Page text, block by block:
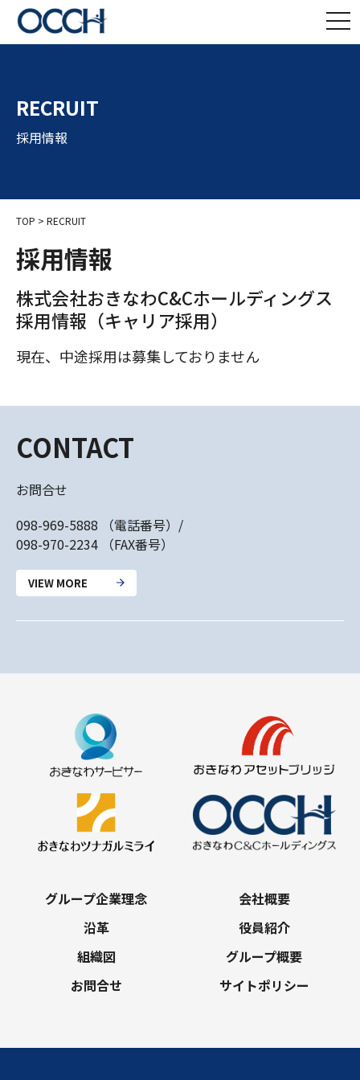
RECRUIT
採用情報
TOP > RECRUIT
採用情報
株式会社おきなわC&Cホールディングス
採用情報（キャリア採用）
現在、中途採用は募集しておりません
CONTACT
お問合せ
098-969-5888 （電話番号）/
098-970-2234 （FAX番号）
VIEW MORE
グループ企業理念
会社概要
沿⾰
役員紹介
組織図
グループ概要
お問合せ
サイトポリシー